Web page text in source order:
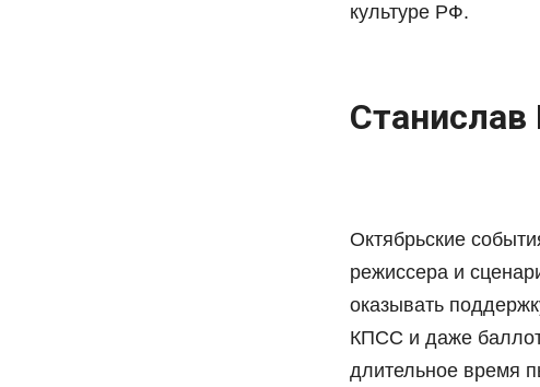
культуре РФ.
Станислав
Октябрьские
режиссера и
оказывать
КПСС и даже
длительное время